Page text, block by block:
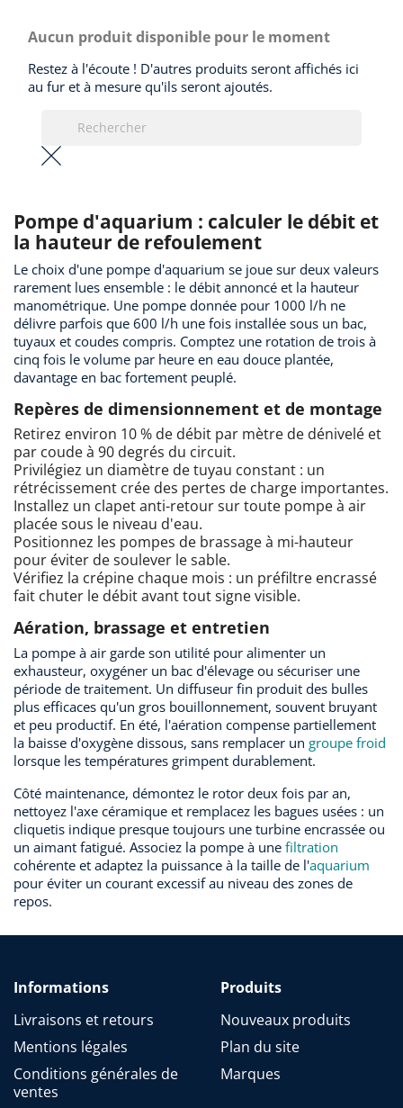
Aucun produit disponible pour le moment
Restez à l'écoute ! D'autres produits seront affichés ici
au fur et à mesure qu'ils seront ajoutés.
Pompe d'aquarium : calculer le débit et
la hauteur de refoulement
Le choix d'une pompe d'aquarium se joue sur deux valeurs
rarement lues ensemble : le débit annoncé et la hauteur
manométrique. Une pompe donnée pour 1000 l/h ne
délivre parfois que 600 l/h une fois installée sous un bac,
tuyaux et coudes compris. Comptez une rotation de trois à
cinq fois le volume par heure en eau douce plantée,
davantage en bac fortement peuplé.
Repères de dimensionnement et de montage
Retirez environ 10 % de débit par mètre de dénivelé et
par coude à 90 degrés du circuit.
Privilégiez un diamètre de tuyau constant : un
rétrécissement crée des pertes de charge importantes.
Installez un clapet anti-retour sur toute pompe à air
placée sous le niveau d'eau.
Positionnez les pompes de brassage à mi-hauteur
pour éviter de soulever le sable.
Vérifiez la crépine chaque mois : un préfiltre encrassé
fait chuter le débit avant tout signe visible.
Aération, brassage et entretien
La pompe à air garde son utilité pour alimenter un
exhausteur, oxygéner un bac d'élevage ou sécuriser une
période de traitement. Un diffuseur fin produit des bulles
plus efficaces qu'un gros bouillonnement, souvent bruyant
et peu productif. En été, l'aération compense partiellement
la baisse d'oxygène dissous, sans remplacer un groupe froid
lorsque les températures grimpent durablement.
Côté maintenance, démontez le rotor deux fois par an,
nettoyez l'axe céramique et remplacez les bagues usées : un
cliquetis indique presque toujours une turbine encrassée ou
un aimant fatigué. Associez la pompe à une filtration
cohérente et adaptez la puissance à la taille de l'aquarium
pour éviter un courant excessif au niveau des zones de
repos.
Informations
Livraisons et retours
Mentions légales
Conditions générales de
ventes
Produits
Nouveaux produits
Plan du site
Marques